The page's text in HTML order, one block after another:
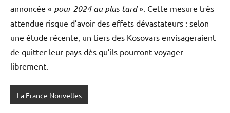
annoncée « pour 2024 au plus tard». Cette mesure très
attendue risque d’avoir des effets dévastateurs : selon
une étude récente, un tiers des Kosovars envisageraient
de quitter leur pays dès qu’ils pourront voyager
librement.
La France Nouvelles